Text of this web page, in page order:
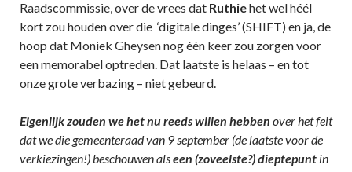
Raadscommissie, over de vrees dat Ruthiehet wel héél
kort zou houden over die ‘digitale dinges’ (SHIFT) en ja, de
hoop dat Moniek Gheysen nog één keer zou zorgen voor
een memorabel optreden. Dat laatste is helaas – en tot
onze grote verbazing – niet gebeurd.
Eigenlijk zouden we het nu reeds willen hebben over het feit
dat we die gemeenteraad van 9 september (de laatste voor de
verkiezingen!) beschouwen alseen (zoveelste?) dieptepunt in